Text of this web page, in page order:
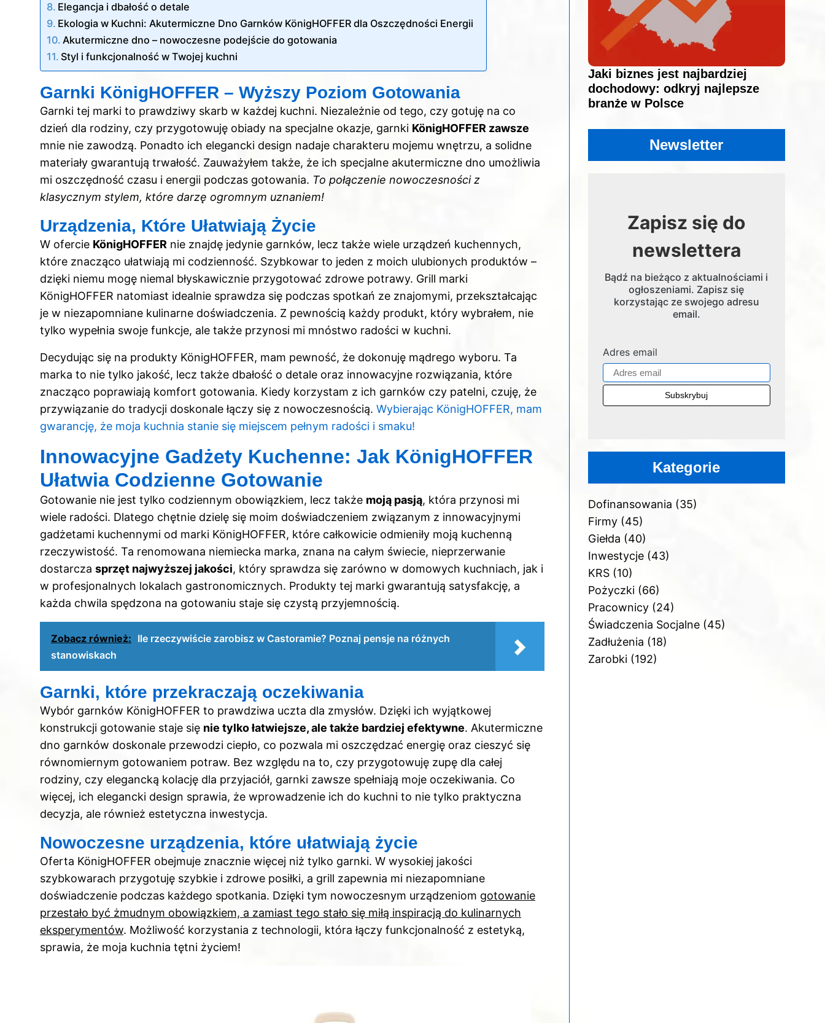
Elegancja i dbałość o detale
Ekologia w Kuchni: Akutermiczne Dno Garnków KönigHOFFER dla Oszczędności Energii
Akutermiczne dno – nowoczesne podejście do gotowania
Styl i funkcjonalność w Twojej kuchni
Garnki KönigHOFFER – Wyższy Poziom Gotowania
Garnki tej marki to prawdziwy skarb w każdej kuchni. Niezależnie od tego, czy gotuję na co
dzień dla rodziny, czy przygotowuję obiady na specjalne okazje, garnki KönigHOFFER zawsze
mnie nie zawodzą. Ponadto ich elegancki design nadaje charakteru mojemu wnętrzu, a solidne
materiały gwarantują trwałość. Zauważyłem także, że ich specjalne akutermiczne dno umożliwia
mi oszczędność czasu i energii podczas gotowania. To połączenie nowoczesności z
klasycznym stylem, które darzę ogromnym uznaniem!
Urządzenia, Które Ułatwiają Życie
W ofercie KönigHOFFER nie znajdę jedynie garnków, lecz także wiele urządzeń kuchennych,
które znacząco ułatwiają mi codzienność. Szybkowar to jeden z moich ulubionych produktów –
dzięki niemu mogę niemal błyskawicznie przygotować zdrowe potrawy. Grill marki
KönigHOFFER natomiast idealnie sprawdza się podczas spotkań ze znajomymi, przekształcając
je w niezapomniane kulinarne doświadczenia. Z pewnością każdy produkt, który wybrałem, nie
tylko wypełnia swoje funkcje, ale także przynosi mi mnóstwo radości w kuchni.
Decydując się na produkty KönigHOFFER, mam pewność, że dokonuję mądrego wyboru. Ta
marka to nie tylko jakość, lecz także dbałość o detale oraz innowacyjne rozwiązania, które
znacząco poprawiają komfort gotowania. Kiedy korzystam z ich garnków czy patelni, czuję, że
przywiązanie do tradycji doskonale łączy się z nowoczesnością. Wybierając KönigHOFFER, mam
gwarancję, że moja kuchnia stanie się miejscem pełnym radości i smaku!
Innowacyjne Gadżety Kuchenne: Jak KönigHOFFER
Ułatwia Codzienne Gotowanie
Gotowanie nie jest tylko codziennym obowiązkiem, lecz także moją pasją, która przynosi mi
wiele radości. Dlatego chętnie dzielę się moim doświadczeniem związanym z innowacyjnymi
gadżetami kuchennymi od marki KönigHOFFER, które całkowicie odmieniły moją kuchenną
rzeczywistość. Ta renomowana niemiecka marka, znana na całym świecie, nieprzerwanie
dostarcza sprzęt najwyższej jakości, który sprawdza się zarówno w domowych kuchniach, jak i
w profesjonalnych lokalach gastronomicznych. Produkty tej marki gwarantują satysfakcję, a
każda chwila spędzona na gotowaniu staje się czystą przyjemnością.
Zobacz również: Ile rzeczywiście zarobisz w Castoramie? Poznaj pensje na różnych
stanowiskach
Garnki, które przekraczają oczekiwania
Wybór garnków KönigHOFFER to prawdziwa uczta dla zmysłów. Dzięki ich wyjątkowej
konstrukcji gotowanie staje się nie tylko łatwiejsze, ale także bardziej efektywne. Akutermiczne
dno garnków doskonale przewodzi ciepło, co pozwala mi oszczędzać energię oraz cieszyć się
równomiernym gotowaniem potraw. Bez względu na to, czy przygotowuję zupę dla całej
rodziny, czy elegancką kolację dla przyjaciół, garnki zawsze spełniają moje oczekiwania. Co
więcej, ich elegancki design sprawia, że wprowadzenie ich do kuchni to nie tylko praktyczna
decyzja, ale również estetyczna inwestycja.
Nowoczesne urządzenia, które ułatwiają życie
Oferta KönigHOFFER obejmuje znacznie więcej niż tylko garnki. W wysokiej jakości
szybkowarach przygotuję szybkie i zdrowe posiłki, a grill zapewnia mi niezapomniane
doświadczenie podczas każdego spotkania. Dzięki tym nowoczesnym urządzeniom gotowanie
przestało być żmudnym obowiązkiem, a zamiast tego stało się miłą inspiracją do kulinarnych
eksperymentów. Możliwość korzystania z technologii, która łączy funkcjonalność z estetyką,
sprawia, że moja kuchnia tętni życiem!
Jaki biznes jest najbardziej
dochodowy: odkryj najlepsze
branże w Polsce
Newsletter
Zapisz się do
newslettera
Bądź na bieżąco z aktualnościami i
ogłoszeniami. Zapisz się
korzystając ze swojego adresu
email.
Adres email
Kategorie
Dofinansowania (35)
Firmy(45)
Giełda (40)
Inwestycje(43)
KRS(10)
Pożyczki(66)
Pracownicy(24)
Świadczenia Socjalne(45)
Zadłużenia (18)
Zarobki(192)